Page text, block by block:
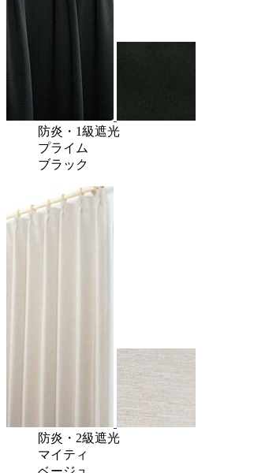
防炎 ・ 1級遮光
プライム
ブラック
防炎 ・ 2級遮光
マイティ